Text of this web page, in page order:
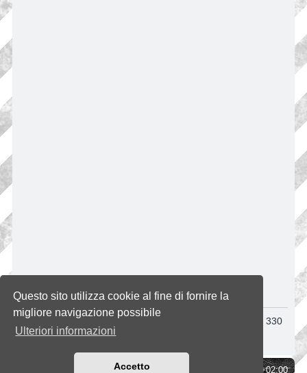
Questo sito utilizza cookie al fine di fornire la
migliore navigazione possibile
Ulteriori informazioni
Accetto
INFORMAZIONE
Al momento non ti è permesso fare ricerche. Riprova tra 330
secondi.
UTC+02:00